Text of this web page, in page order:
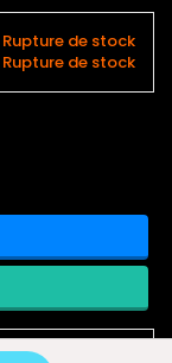
Rupture de stock
Rupture de stock